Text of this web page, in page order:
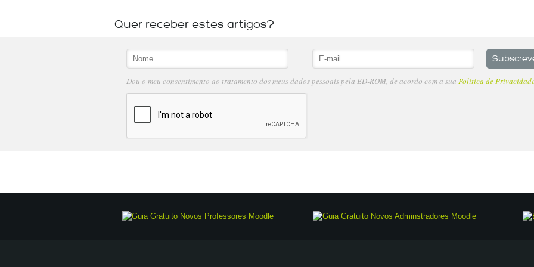
Quer receber estes artigos?
Dou o meu consentimento ao tratamento dos meus dados pessoais pela ED-ROM, de acordo com a sua Política de